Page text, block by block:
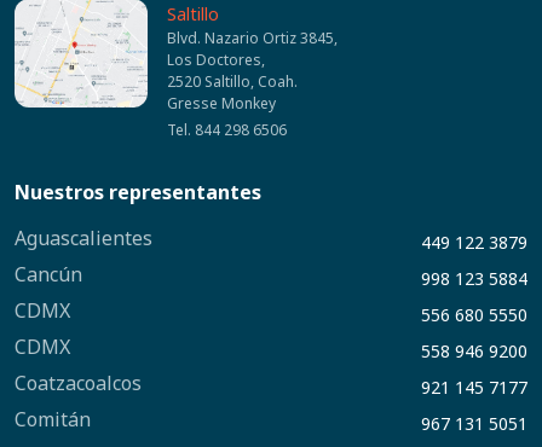
Saltillo
Blvd. Nazario Ortiz 3845,
Los Doctores,
2520 Saltillo, Coah.
Gresse Monkey
Tel. 844 298 6506
Nuestros representantes
Aguascalientes
449 122 3879
Cancún 998 123 5884
CDMX 556 680 5550
CDMX 558 946 9200
Coatzacoalcos 921 145 7177
Comitán 967 131 5051